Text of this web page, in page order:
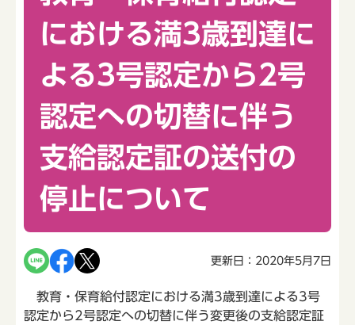
における満3歳到達に
よる3号認定から2号
認定への切替に伴う
支給認定証の送付の
停止について
更新日：2020年5月7日
教育・保育給付認定における満3歳到達による3号
認定から2号認定への切替に伴う変更後の支給認定証